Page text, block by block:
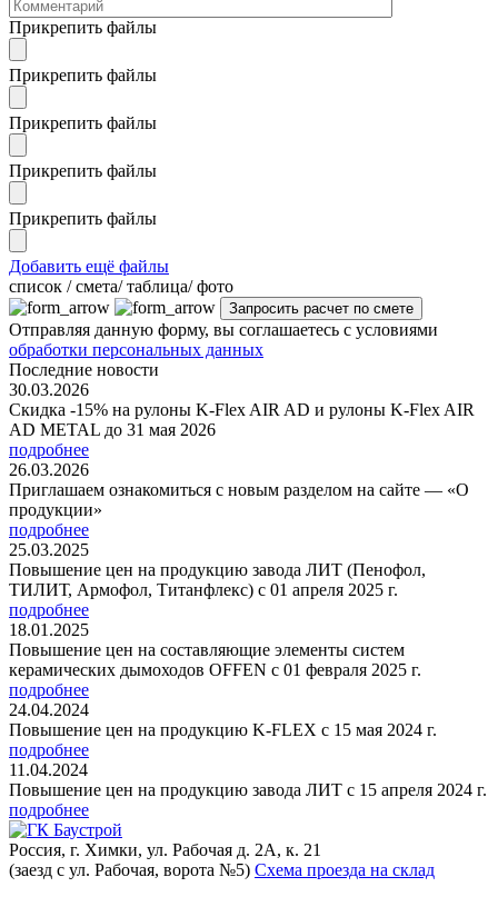
Прикрепить файлы
Прикрепить файлы
Прикрепить файлы
Прикрепить файлы
Прикрепить файлы
Добавить ещё файлы
cписок / смета/ таблица/ фото
Отправляя данную форму, вы соглашаетесь с условиями
обработки персональных данных
Последние новости
30.03.2026
Скидка -15% на рулоны K-Flex AIR AD и рулоны K-Flex AIR
AD METAL до 31 мая 2026
подробнее
26.03.2026
Приглашаем ознакомиться с новым разделом на сайте — «О
продукции»
подробнее
25.03.2025
Повышение цен на продукцию завода ЛИТ (Пенофол,
ТИЛИТ, Армофол, Титанфлекс) с 01 апреля 2025 г.
подробнее
18.01.2025
Повышение цен на составляющие элементы систем
керамических дымоходов OFFEN с 01 февраля 2025 г.
подробнее
24.04.2024
Повышение цен на продукцию K-FLEX с 15 мая 2024 г.
подробнее
11.04.2024
Повышение цен на продукцию завода ЛИТ с 15 апреля 2024 г.
подробнее
Россия, г. Химки, ул. Рабочая д. 2А, к. 21
(заезд с ул. Рабочая, ворота №5) Схема проезда на склад